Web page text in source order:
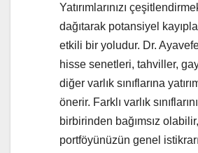
Yatırımlarınızı
dağıtarak potansiyel
etkili bir yoludur. Dr. Ayavefe,
hisse senetleri, tahviller,
diğer varlık sınıflarına
önerir. Farklı varlık
birbirinden bağımsız
portföyünüzün genel